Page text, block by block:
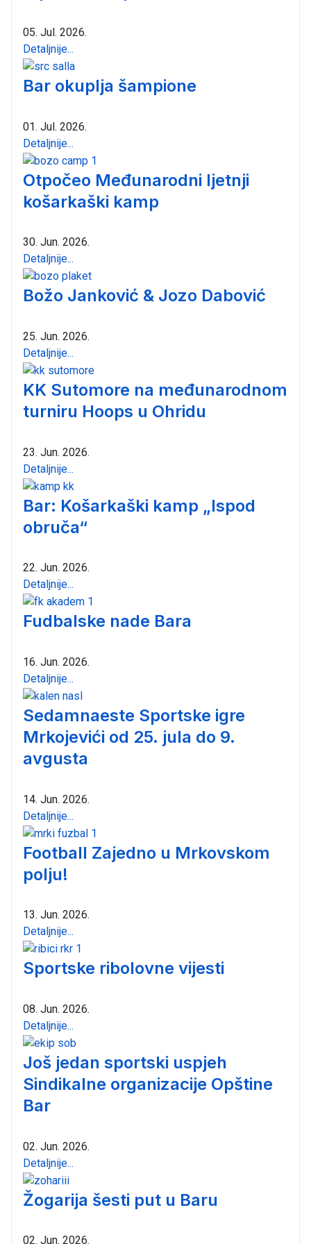
05. Jul. 2026.
Detaljnije...
Bar okuplja šampione
01. Jul. 2026.
Detaljnije...
Otpočeo Međunarodni ljetnji
košarkaški kamp
30. Jun. 2026.
Detaljnije...
Božo Janković & Jozo Dabović
25. Jun. 2026.
Detaljnije...
KK Sutomore na međunarodnom
turniru Hoops u Ohridu
23. Jun. 2026.
Detaljnije...
Bar: Košarkaški kamp „Ispod
obruča“
22. Jun. 2026.
Detaljnije...
Fudbalske nade Bara
16. Jun. 2026.
Detaljnije...
Sedamnaeste Sportske igre
Mrkojevići od 25. jula do 9.
avgusta
14. Jun. 2026.
Detaljnije...
Football Zajedno u Mrkovskom
polju!
13. Jun. 2026.
Detaljnije...
Sportske ribolovne vijesti
08. Jun. 2026.
Detaljnije...
Još jedan sportski uspjeh
Sindikalne organizacije Opštine
Bar
02. Jun. 2026.
Detaljnije...
Žogarija šesti put u Baru
02. Jun. 2026.